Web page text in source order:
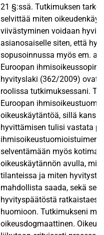
21 §:ssä. Tutkimuksen
selvittää miten
viivästyminen voidaan
asianosaiselle siten, että
sopusoinnussa myös em.
Euroopan
hyvityslaki (362/2009)
roolissa tutkimuksessani.
Euroopan
oikeuskäytäntöä, sillä
hyvittämisen tulisi vastata
ihmisoikeustuomioistuimen
selventämään myös
oikeuskäytännön avulla,
tilanteissa ja miten hyvitystä
mahdollista saada, sekä
hyvityspäätöstä
huomioon. Tutkimukseni
oikeusdogmaattinen.